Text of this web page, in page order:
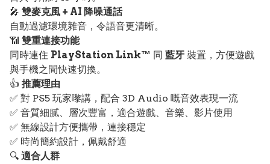
🎤 雙麥克風 + AI 降噪通話
自動過濾環境雜音，令語音更清晰。
📶 雙重連接功能
同時連住 PlayStation Link™ 同 藍牙 裝置，方便遊戲
與手機之間快速切換。
👍 推薦理由
✅ 對 PS5 玩家嚟講，配合 3D Audio 嘅音效表現一流
✅ 音質細膩、層次豐富，適合遊戲、音樂、影片使用
✅ 無線設計方便攜帶，連接穩定
✅ 時尚簡約設計，佩戴舒適
🔍 適合人群